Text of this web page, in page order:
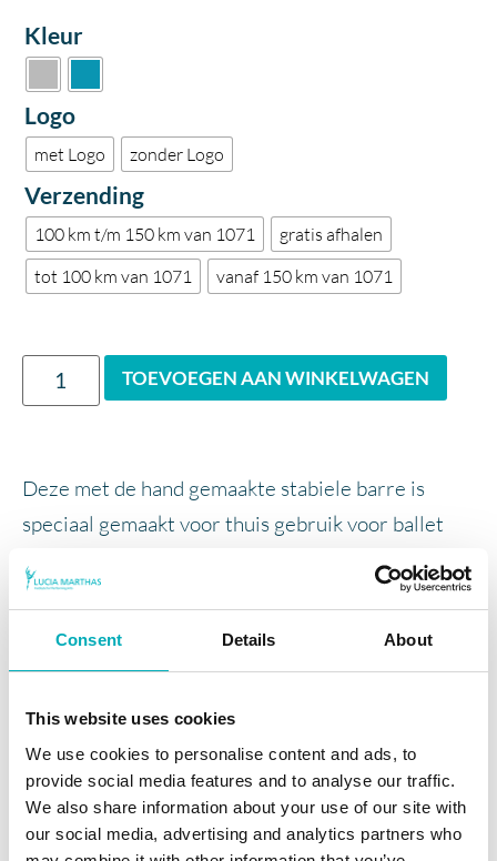
Consent Details About
This website uses cookies
We use cookies to personalise content and ads, to
provide social media features and to analyse our traffic.
We also share information about your use of our site with
our social media, advertising and analytics partners who
Kleur
Logo
met Logo zonder Logo
Verzending
100 km t/m 150 km van 1071
gratis afhalen
tot 100 km van 1071
vanaf 150 km van 1071
TOEVOEGEN AAN WINKELWAGEN
Deze met de hand gemaakte stabiele barre is
speciaal gemaakt voor thuis gebruik voor ballet
oefeningen en andere workouts. Hij is multi
functioneel en zowel als stoel als barre te
gebruiken. De barre is voor volwassenen en
kinderen door de verschillende hoogtes van de
Afmetingen:
Zithoogte stoel: 48 cm